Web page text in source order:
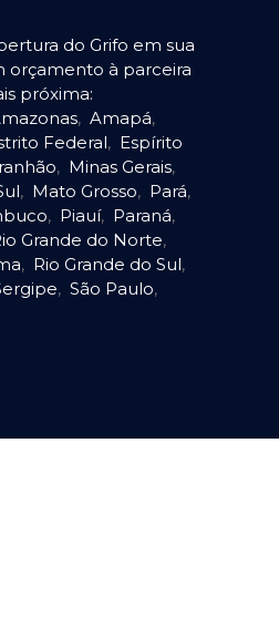
do Grifo em sua
orçamento à parceira
próxima:
, Amapá,
Federal, Espírito
, Minas Gerais,
, Mato Grosso, Pará,
, Piauí, Paraná,
Grande do Norte,
, Rio Grande do Sul,
, São Paulo,